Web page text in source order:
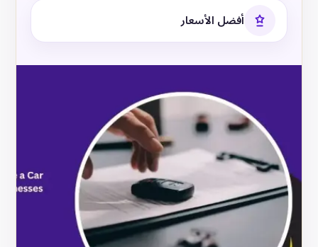
أفضل الأسعار